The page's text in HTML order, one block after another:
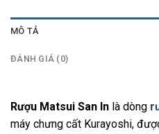
MÔ TẢ
ĐÁNH GIÁ (0)
Rượu Matsui San In là dòng
máy chưng cất Kurayoshi,